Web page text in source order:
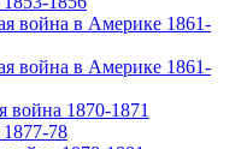
война в Америке 1861-
война в Америке 1861-
война 1870-1871
1877-78